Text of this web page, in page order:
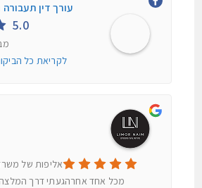
עורך דין תעבורה
5.0
לקריאת כל
אליפות של
מכל אחד אחרהגעתי דרך